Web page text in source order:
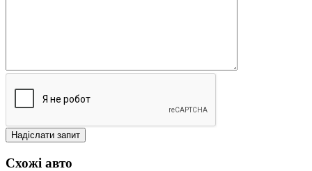
Схожі авто